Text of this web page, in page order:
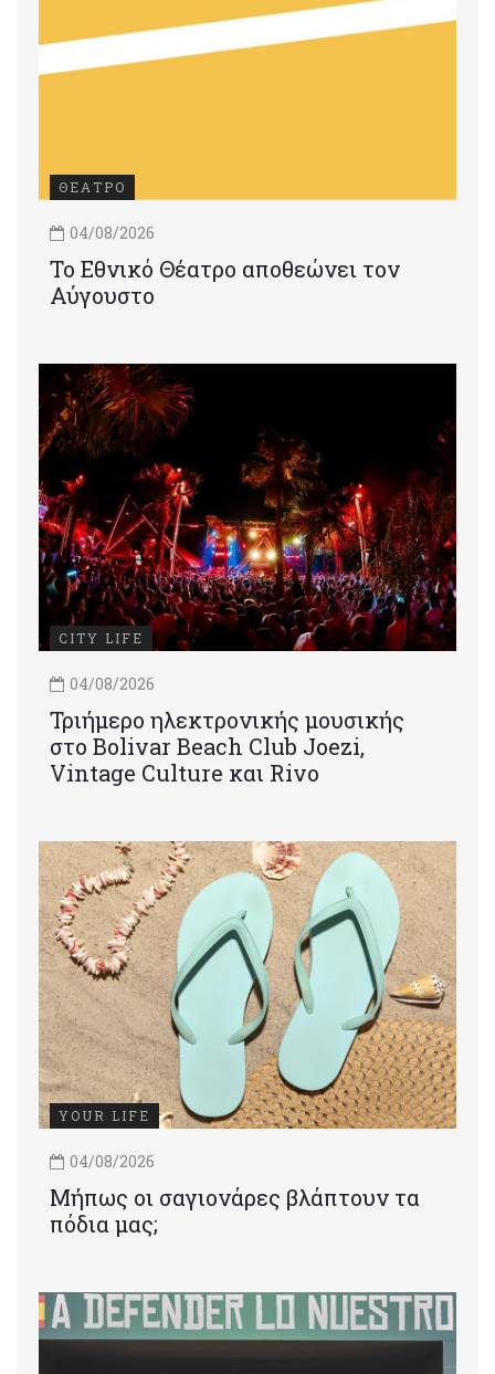
ΘΕΑΤΡΟ
04/08/2026
Το Εθνικό Θέατρο αποθεώνει τον
Αύγουστο
CITY LIFE
04/08/2026
Τριήμερο ηλεκτρονικής μουσικής
στο Bolivar Beach Club Joezi,
Vintage Culture και Rivo
YOUR LIFE
04/08/2026
Μήπως οι σαγιονάρες βλάπτουν τα
πόδια μας;